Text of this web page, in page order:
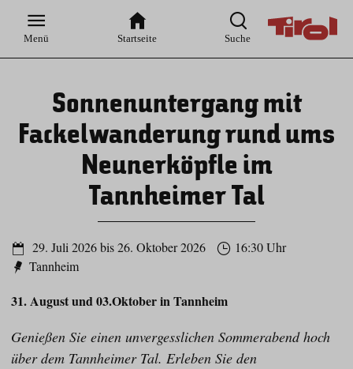
Hauptnavigation
Inhaltsbereich
Menü Startseite Suche
Sonnenuntergang mit
Fackelwanderung rund ums
Neunerköpfle im
Tannheimer Tal
29. Juli 2026 bis 26. Oktober 2026
16:30 Uhr
Tannheim
31. August und 03.Oktober in Tannheim
Genießen Sie einen unvergesslichen Sommerabend hoch
über dem Tannheimer Tal. Erleben Sie den